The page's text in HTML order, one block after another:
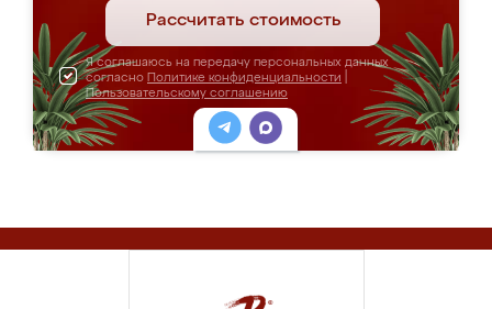
Рассчитать стоимость
Я соглашаюсь на передачу персональных данных
согласно Политике конфиденциальности
Пользовательскому соглашению